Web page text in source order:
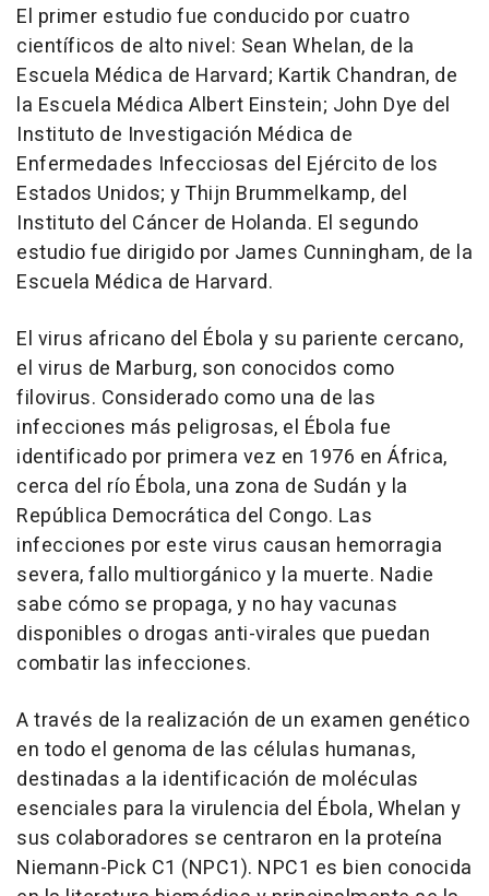
El primer estudio fue conducido por cuatro
científicos de alto nivel: Sean Whelan, de la
Escuela Médica de Harvard; Kartik Chandran, de
la Escuela Médica Albert Einstein; John Dye del
Instituto de Investigación Médica de
Enfermedades Infecciosas del Ejército de los
Estados Unidos; y Thijn Brummelkamp, del
Instituto del Cáncer de Holanda. El segundo
estudio fue dirigido por James Cunningham, de la
Escuela Médica de Harvard.
El virus africano del Ébola y su pariente cercano,
el virus de Marburg, son conocidos como
filovirus. Considerado como una de las
infecciones más peligrosas, el Ébola fue
identificado por primera vez en 1976 en África,
cerca del río Ébola, una zona de Sudán y la
República Democrática del Congo. Las
infecciones por este virus causan hemorragia
severa, fallo multiorgánico y la muerte. Nadie
sabe cómo se propaga, y no hay vacunas
disponibles o drogas anti-virales que puedan
combatir las infecciones.
A través de la realización de un examen genético
en todo el genoma de las células humanas,
destinadas a la identificación de moléculas
esenciales para la virulencia del Ébola, Whelan y
sus colaboradores se centraron en la proteína
Niemann-Pick C1 (NPC1). NPC1 es bien conocida